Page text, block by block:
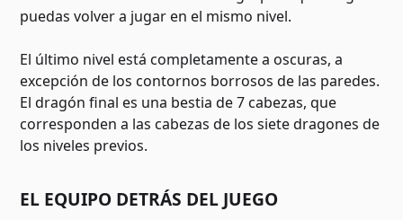
puedas volver a jugar en el mismo nivel.
El último nivel está completamente a oscuras, a
excepción de los contornos borrosos de las paredes.
El dragón final es una bestia de 7 cabezas, que
corresponden a las cabezas de los siete dragones de
los niveles previos.
EL EQUIPO DETRÁS DEL JUEGO